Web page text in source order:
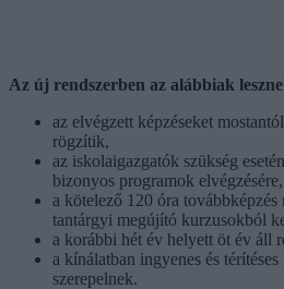
Az új rendszerben az alábbiak
az elvégzett képzéseket
rögzítik,
az iskolaigazgatók szükség
bizonyos programok elvégzésére,
a kötelező 120 óra
tantárgyi megújító kurzusokból
a korábbi hét év helyett öt év áll
a kínálatban ingyenes és
szerepelnek.